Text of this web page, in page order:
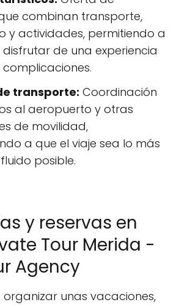
combinan transporte,
y actividades, permitiendo a
disfrutar de una experiencia
transporte: Coordinación
al aeropuerto y otras
de movilidad,
a que el viaje sea lo más
posible.
y reservas en
Tour Merida -
Agency
organizar unas vacaciones,